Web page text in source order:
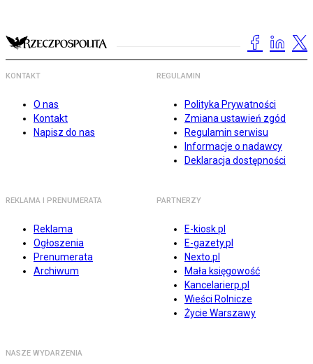
KONTAKT
O nas
Kontakt
Napisz do nas
REGULAMIN
Polityka Prywatności
Zmiana ustawień zgód
Regulamin serwisu
Informacje o nadawcy
Deklaracja dostępności
REKLAMA I PRENUMERATA
Reklama
Ogłoszenia
Prenumerata
Archiwum
PARTNERZY
E-kiosk.pl
E-gazety.pl
Nexto.pl
Mała księgowość
Kancelarierp.pl
Wieści Rolnicze
Życie Warszawy
NASZE WYDARZENIA